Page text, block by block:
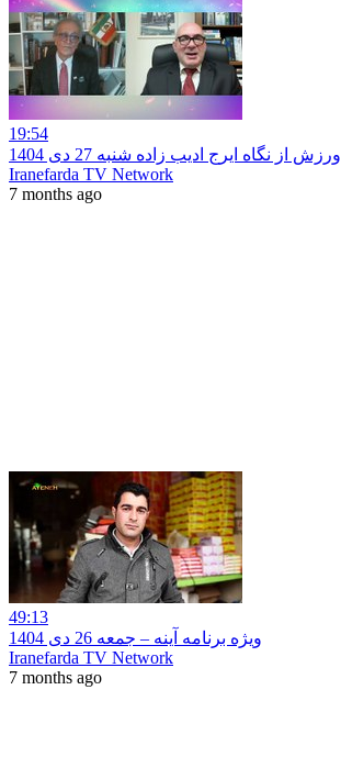
19:54
ورزش از نگاه ایرج ادیب زاده شنبه 27 دی 1404
Iranefarda TV Network
7 months ago
49:13
ویژه برنامه آینه – جمعه 26 دی 1404
Iranefarda TV Network
7 months ago